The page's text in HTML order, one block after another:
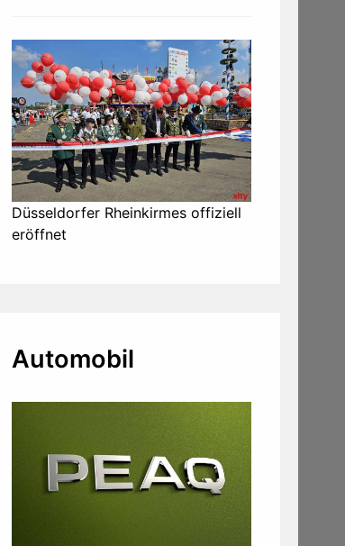
Düsseldorfer Rheinkirmes offiziell
eröffnet
Automobil